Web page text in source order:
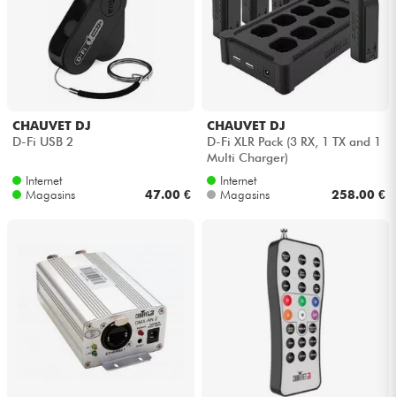
Micros & HF
DJ
Vents
Violons & Quatuor
Eveil Musical
CHAUVET DJ
D-Fi USB 2
Internet
Magasins
47.00 €
CHAUVET DJ
D-Fi XLR Pack (3 RX, 1 TX and 1
Multi Charger)
Internet
Magasins
258.00 €